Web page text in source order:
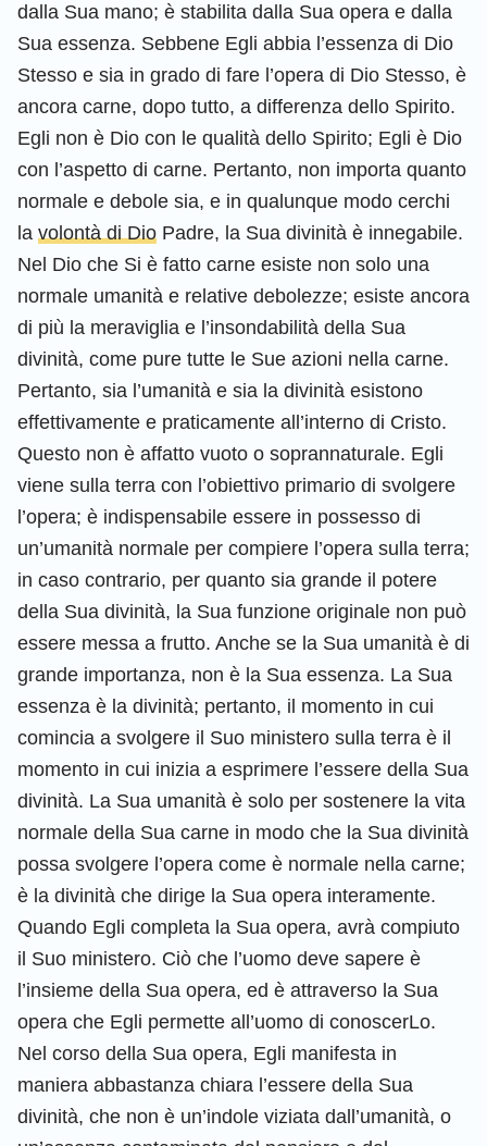
dalla Sua mano; è stabilita dalla Sua opera e dalla
Sua essenza. Sebbene Egli abbia l’essenza di Dio
Stesso e sia in grado di fare l’opera di Dio Stesso, è
ancora carne, dopo tutto, a differenza dello Spirito.
Egli non è Dio con le qualità dello Spirito; Egli è Dio
con l’aspetto di carne. Pertanto, non importa quanto
normale e debole sia, e in qualunque modo cerchi
la volontà di Dio Padre, la Sua divinità è innegabile.
Nel Dio che Si è fatto carne esiste non solo una
normale umanità e relative debolezze; esiste ancora
di più la meraviglia e l’insondabilità della Sua
divinità, come pure tutte le Sue azioni nella carne.
Pertanto, sia l’umanità e sia la divinità esistono
effettivamente e praticamente all’interno di Cristo.
Questo non è affatto vuoto o soprannaturale. Egli
viene sulla terra con l’obiettivo primario di svolgere
l’opera; è indispensabile essere in possesso di
un’umanità normale per compiere l’opera sulla terra;
in caso contrario, per quanto sia grande il potere
della Sua divinità, la Sua funzione originale non può
essere messa a frutto. Anche se la Sua umanità è di
grande importanza, non è la Sua essenza. La Sua
essenza è la divinità; pertanto, il momento in cui
comincia a svolgere il Suo ministero sulla terra è il
momento in cui inizia a esprimere l’essere della Sua
divinità. La Sua umanità è solo per sostenere la vita
normale della Sua carne in modo che la Sua divinità
possa svolgere l’opera come è normale nella carne;
è la divinità che dirige la Sua opera interamente.
Quando Egli completa la Sua opera, avrà compiuto
il Suo ministero. Ciò che l’uomo deve sapere è
l’insieme della Sua opera, ed è attraverso la Sua
opera che Egli permette all’uomo di conoscerLo.
Nel corso della Sua opera, Egli manifesta in
maniera abbastanza chiara l’essere della Sua
divinità, che non è un’indole viziata dall’umanità, o